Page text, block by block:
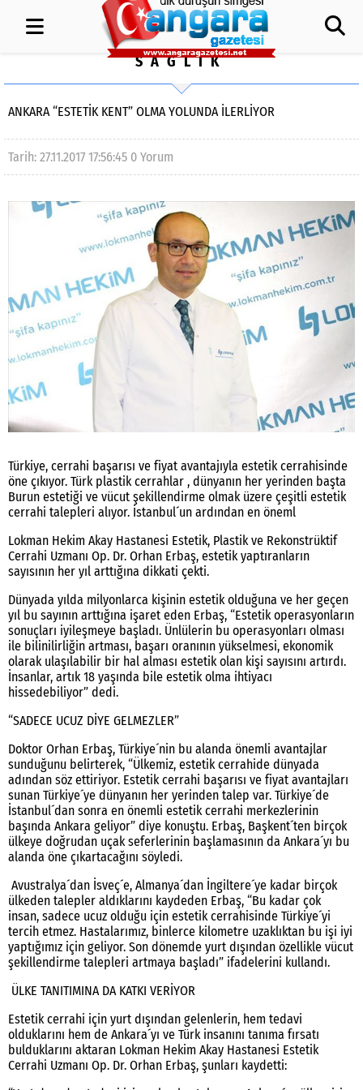
SAĞLIK
ANKARA “ESTETİK KENT” OLMA YOLUNDA İLERLİYOR
Tarih: 27.11.2017 17:56:45 0 Yorum
Türkiye, cerrahi başarısı ve fiyat avantajıyla estetik cerrahisinde
öne çıkıyor. Türk plastik cerrahlar , dünyanın her yerinden başta
Burun estetiği ve vücut şekillendirme olmak üzere çeşitli estetik
cerrahi talepleri alıyor. İstanbul´un ardından en öneml
Lokman Hekim Akay Hastanesi Estetik, Plastik ve Rekonstrüktif
Cerrahi Uzmanı Op. Dr. Orhan Erbaş, estetik yaptıranların
sayısının her yıl arttığına dikkati çekti.
Dünyada yılda milyonlarca kişinin estetik olduğuna ve her geçen
yıl bu sayının arttığına işaret eden Erbaş, “Estetik operasyonların
sonuçları iyileşmeye başladı. Ünlülerin bu operasyonları olması
ile bilinilirliğin artması, başarı oranının yükselmesi, ekonomik
olarak ulaşılabilir bir hal alması estetik olan kişi sayısını artırdı.
İnsanlar, artık 18 yaşında bile estetik olma ihtiyacı
hissedebiliyor” dedi.
“SADECE UCUZ DİYE GELMEZLER”
Doktor Orhan Erbaş, Türkiye´nin bu alanda önemli avantajlar
sunduğunu belirterek, “Ülkemiz, estetik cerrahide dünyada
adından söz ettiriyor. Estetik cerrahi başarısı ve fiyat avantajları
sunan Türkiye´ye dünyanın her yerinden talep var. Türkiye´de
İstanbul´dan sonra en önemli estetik cerrahi merkezlerinin
başında Ankara geliyor” diye konuştu. Erbaş, Başkent´ten birçok
ülkeye doğrudan uçak seferlerinin başlamasının da Ankara´yı bu
alanda öne çıkartacağını söyledi.
Avustralya´dan İsveç´e, Almanya´dan İngiltere´ye kadar birçok
ülkeden talepler aldıklarını kaydeden Erbaş, “Bu kadar çok
insan, sadece ucuz olduğu için estetik cerrahisinde Türkiye´yi
tercih etmez. Hastalarımız, binlerce kilometre uzaklıktan bu işi iyi
yaptığımız için geliyor. Son dönemde yurt dışından özellikle vücut
şekillendirme talepleri artmaya başladı” ifadelerini kullandı.
ÜLKE TANITIMINA DA KATKI VERİYOR
Estetik cerrahi için yurt dışından gelenlerin, hem tedavi
olduklarını hem de Ankara´yı ve Türk insanını tanıma fırsatı
bulduklarını aktaran Lokman Hekim Akay Hastanesi Estetik
Cerrahi Uzmanı Op. Dr. Orhan Erbaş, şunları kaydetti: